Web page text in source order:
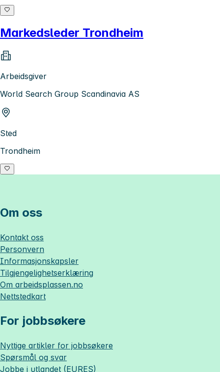
Markedsleder Trondheim
Arbeidsgiver
World Search Group Scandinavia AS
Sted
Trondheim
Om oss
Kontakt oss
Personvern
Informasjonskapsler
Tilgjengelighetserklæring
Om arbeidsplassen.no
Nettstedkart
For jobbsøkere
Nyttige artikler for jobbsøkere
Spørsmål og svar
Jobbe i utlandet (EURES)